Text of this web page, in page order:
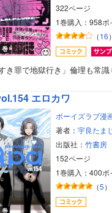
巻
322ページ
1巻購入：958ポ
（16）
すき罪で地獄行き」倫理も常
エロカワ
巻
ボーイズラブ漫
著者： 宇良たま
出版社： 竹書房
152ページ
1巻購入：400ポ
（5）